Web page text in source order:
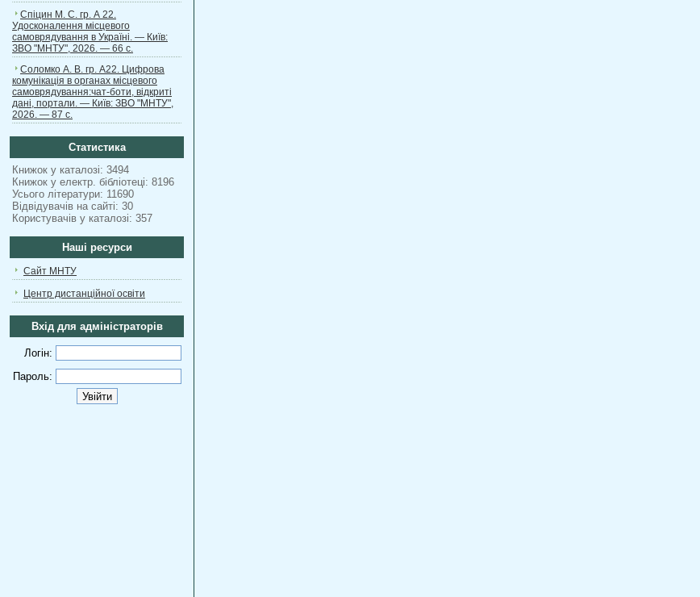
Спіцин М. С. гр. А 22.
Удосконалення місцевого
самоврядування в Україні. — Київ:
ЗВО "МНТУ", 2026. — 66 с.
Соломко А. В. гр. А22. Цифрова
комунікація в органах місцевого
самоврядування:чат-боти, відкриті
дані, портали. — Київ: ЗВО "МНТУ",
2026. — 87 с.
Статистика
Книжок у каталозі: 3494
Книжок у електр. бібліотеці: 8196
Усього літератури: 11690
Відвідувачів на сайті: 30
Користувачів у каталозі: 357
Наші ресурси
Сайт МНТУ
Центр дистанційної освіти
Вхід для адміністраторів
Логін:
Пароль: